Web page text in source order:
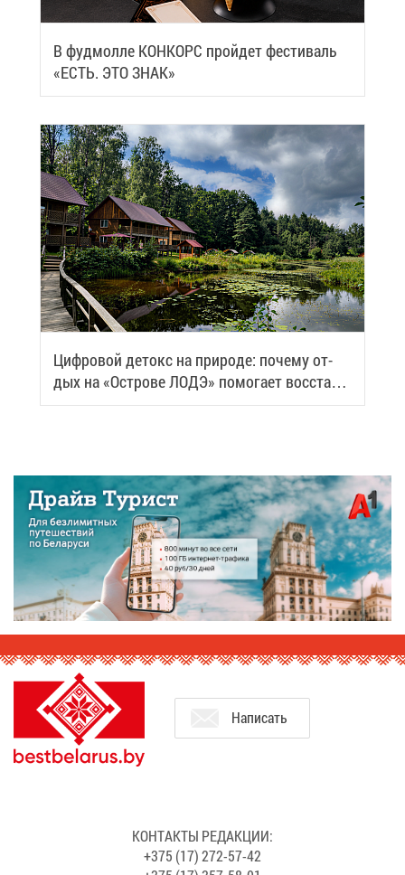
В фуд­мол­ле КОН­КОРС прой­дет фе­сти­валь
«ЕСТЬ. ЭТО ЗНАК»
Циф­ро­вой де­токс на при­ро­де: по­че­му от­
дых на «Ост­ро­ве ЛОДЭ» по­мо­га­ет вос­ста­но­
вить си­лы
На­пи­сать
КОН­ТАК­ТЫ РЕ­ДАК­ЦИИ:
+375 (17) 272-57-42